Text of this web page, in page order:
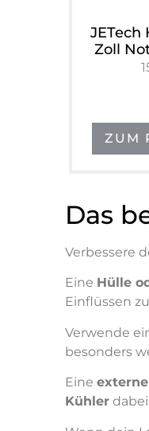
JETech
Zoll
ZUM
Das
Verbessere
Eine Hülle
Einflüssen
Verwende
besonders
Eine
Kühler